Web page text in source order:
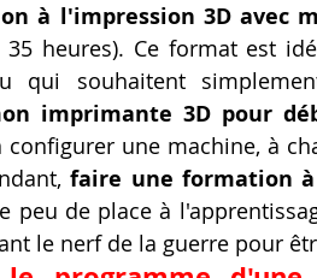
à l'impression 3D avec
35 heures). Ce format est
qui souhaitent
imprimante 3D pour
configurer une machine, à
faire une formation à
peu de place à
le nerf de la guerre pour